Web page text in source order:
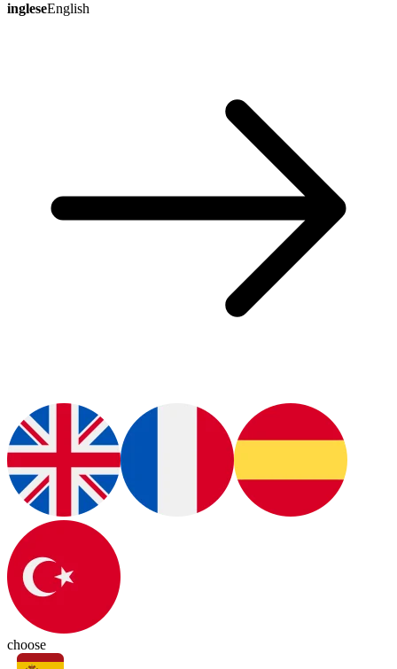
ingleseEnglish
choose